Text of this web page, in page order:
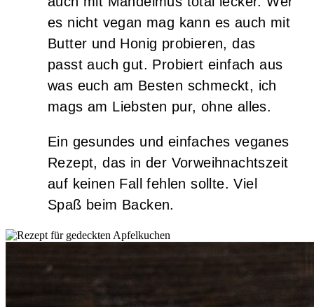
es nicht vegan mag kann es auch mit
Butter und Honig probieren, das
passt auch gut. Probiert einfach aus
was euch am Besten schmeckt, ich
mags am Liebsten pur, ohne alles.
Ein gesundes und einfaches veganes
Rezept, das in der Vorweihnachtszeit
auf keinen Fall fehlen sollte. Viel
Spaß beim Backen.